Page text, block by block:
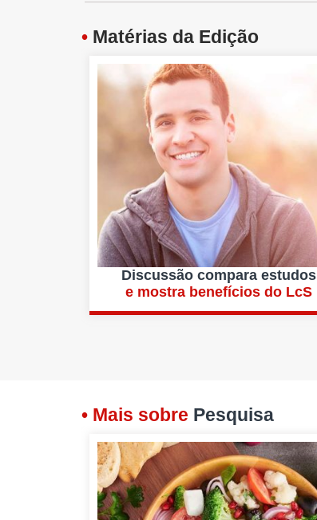
• Matérias da Edição
Discussão compara estudos
e mostra benefícios do LcS
• Mais sobre Pesquisa